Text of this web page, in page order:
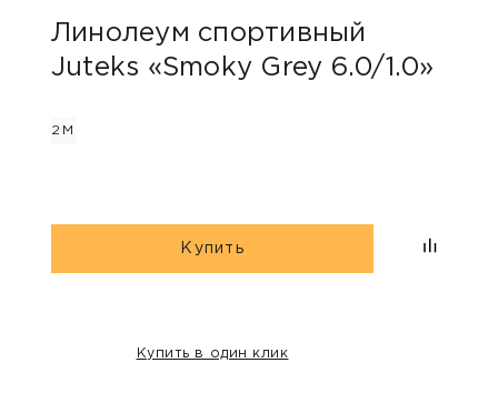
Линолеум спортивный
Juteks «Smoky Grey 6.0/1.0»
2М
Купить
Купить в один клик